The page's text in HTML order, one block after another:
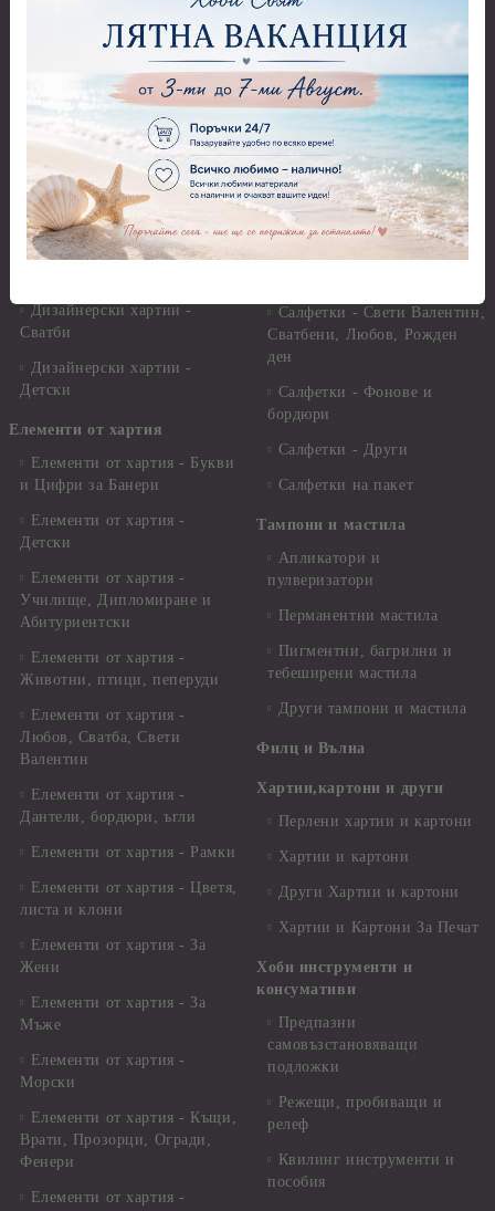
Дизайнерски хартии - 20.30
Дизайнерски хартии - 30.50
х 30.50 см.
Дизайнерски хартии - 21,00
Дизайнерски хартии - 15.20
x 30.50 см.
Дизайнерски хартии -
Дизайнерски хартии -
Сватби
Дизайнерски хартии -
Детски
Елементи от хартия
Елементи от хартия - Букви
и Цифри за Банери
Елементи от хартия -
Детски
Елементи от хартия -
Училище, Дипломиране и
Абитуриентски
Елементи от хартия -
Животни, птици, пеперуди
Елементи от хартия -
Любов, Сватба, Свети
Валентин
Елементи от хартия -
Дантели, бордюри, ъгли
Елементи от хартия - Рамки
Елементи от хартия - Цветя,
листа и клони
Елементи от хартия - За
Жени
Елементи от хартия - За
Мъже
Елементи от хартия -
Морски
Елементи от хартия - Къщи,
Врати, Прозорци, Огради,
Фенери
Елементи от хартия -
Салфетки - Морски
Салфетки - Музика
Салфетки - Пеперуди
Салфетки - Рози
Салфетки - Пътешествия и
пейзажи
Салфетки - Кухненски
мотиви, плодове и зеленчуци
Салфетки - Свети Валентин,
Сватбени, Любов, Рожден
ден
Салфетки - Фонове и
бордюри
Салфетки - Други
Салфетки на пакет
Тампони и мастила
Апликатори и
пулверизатори
Перманентни мастила
Пигментни, багрилни и
тебеширени мастила
Други тампони и мастила
Филц и Вълна
Хартии,картони и други
Перлени хартии и картони
Хартии и картони
Други Хартии и картони
Хартии и Картони За Печат
Хоби инструменти и
консумативи
Предпазни
самовъзстановяващи
подложки
Режещи, пробиващи и
релеф
Квилинг инструменти и
пособия